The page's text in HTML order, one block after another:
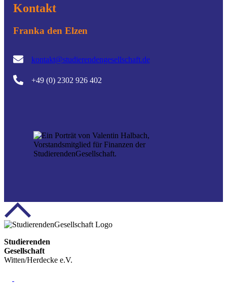
Kontakt
Franka den Elzen
kontakt@studierendengesellschaft.de
+49 (0) 2302 926 402
Studierenden
Gesellschaft
Witten/Herdecke e.V.